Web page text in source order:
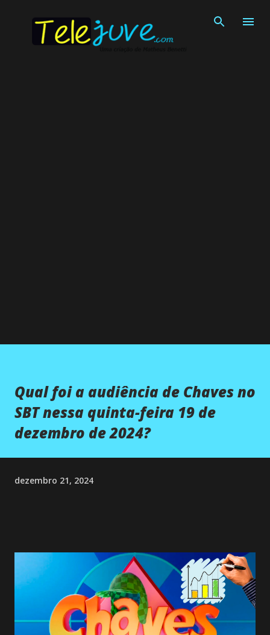
Qual foi a audiência de Chaves no
SBT nessa quinta-feira 19 de
dezembro de 2024?
dezembro 21, 2024